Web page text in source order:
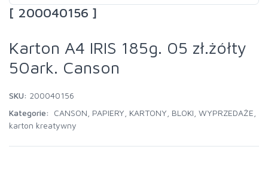
[ 200040156 ]
Karton A4 IRIS 185g. 05 zł.żółty
50ark. Canson
SKU: 200040156
Kategorie:
CANSON PAPIERY, KARTONY, BLOKI WYPRZEDAŻE
karton kreatywny